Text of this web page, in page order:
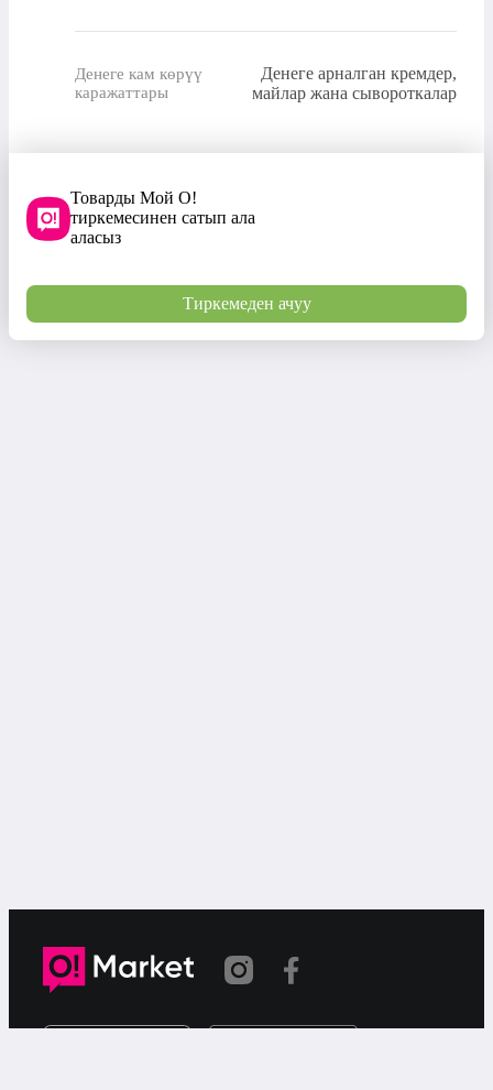
Денеге кам көрүү
каражаттары
Денеге арналган кремдер,
майлар жана сывороткалар
Товарды Мой О!
тиркемесинен сатып ала
аласыз
Тиркемеден ачуу